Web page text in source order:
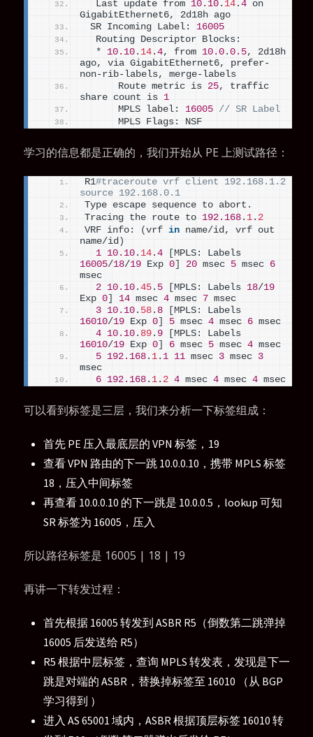
  Last update from
10.10 . 14 .4 on
GigabitEthernet6, 2d18h ago
SR Incoming Label: 16005
  Routing Descriptor Blocks:
*
10.10 . 14 .4, from 10.0 .0.5, 2d18h
ago, via GigabitEthernet6, prefer-
non-rib-labels, merge-labels
      Route metric is
25, traffic
share count is 1
      MPLS label:
16005 // SR Label
      MPLS Flags: NSF
学习的信息都是正确的，我们开始从 PE 上测试路径：
R1#traceroute vrf client 192.168.1.2
source 192.168.0.1
Type escape sequence to abort.
Tracing the route to 192.168 . 1 . 2
VRF info:
(vrf in name/id, vrf out
name/id )
1 10.10 . 14 .4
16005/18/19 Exp 0 20 msec 5 msec 6
msec
2 10.10 .45 . 5 MPLS: Labels 18/19
Exp 0 14 msec 4 msec 7 msec
3 10.10 . 58 . 8
16010/19 Exp 0 5 msec 4 msec 6 msec
4 10.10 . 89 . 9
16010/19 Exp 0 6 msec 5 msec 4 msec
5 192.168 . 1 . 1 11 msec 3 msec 3
msec
6 192.168 . 1 . 2 4 msec 4 msec 4 msec
可以看到标签是三层，我们来分析一下标签组成：
首先 PE 压入最底层的 VPN 标签，19
查看 VPN 路由的下一跳 10.0.0.10，携带 MPLS 标签
18，压入中间标签
再查看 10.0.0.10 的下一跳是 10.0.0.5，lookup 可知
SR 标签为 16005，压入
所以路径标签是 16005 | 18 | 19
再讲一下转发过程：
首先根据 16005 转发到 ASBR R5（倒数第二跳弹掉
16005 后发送给 R5）
R5 根据中层标签，查询 MPLS 转发表，发现是下一
跳是对端的 ASBR，替换掉标签至 16010 （从 BGP
学习得到 ）
进入 AS 65001 域内，ASBR 根据顶层标签 16010 转